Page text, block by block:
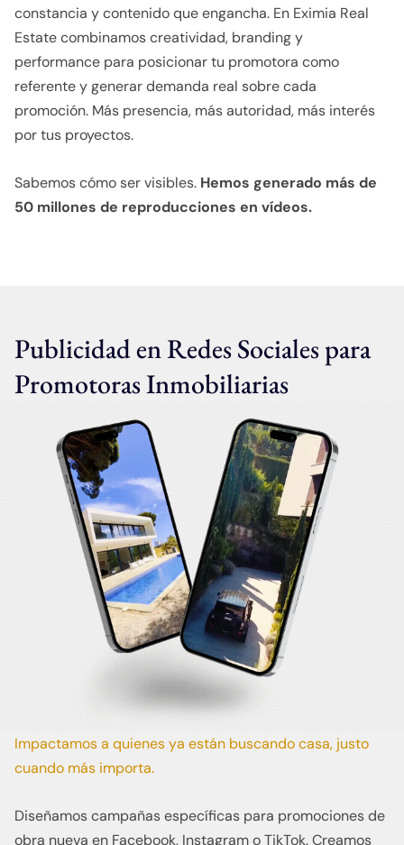
constancia y contenido que engancha. En Eximia Real
Estate combinamos creatividad, branding y
performance para posicionar tu promotora como
referente y generar demanda real sobre cada
promoción. Más presencia, más autoridad, más interés
por tus proyectos.
Sabemos cómo ser visibles. Hemos generado más de
50 millones de reproducciones en vídeos.
Publicidad en Redes Sociales para
Promotoras Inmobiliarias
Impactamos a quienes ya están buscando casa, justo
cuando más importa.
Diseñamos campañas específicas para promociones de
obra nueva en Facebook, Instagram o TikTok. Creamos